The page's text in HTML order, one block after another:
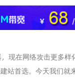
现在网络攻击更多样
站首选。今天我们就